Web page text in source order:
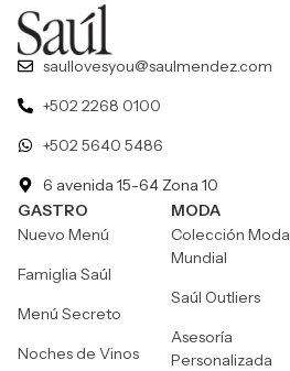
saullovesyou@saulmendez.com
+502 2268 0100
+502 5640 5486
6 avenida 15-64 Zona 10
GASTRO
Nuevo Menú
Famiglia Saúl
Menú Secreto
Noches de Vinos
MODA
Colección Moda
Mundial
Saúl Outliers
Asesoría
Personalizada